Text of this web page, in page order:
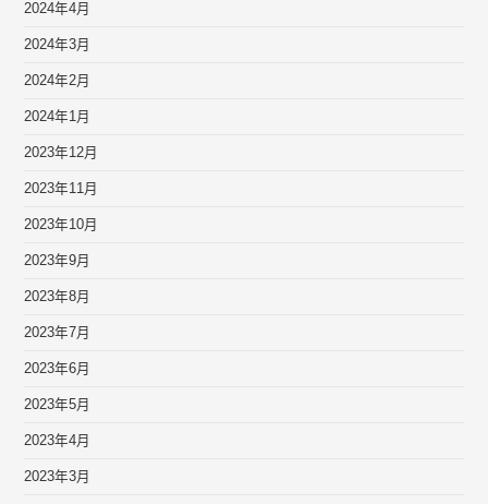
2024年4月
2024年3月
2024年2月
2024年1月
2023年12月
2023年11月
2023年10月
2023年9月
2023年8月
2023年7月
2023年6月
2023年5月
2023年4月
2023年3月